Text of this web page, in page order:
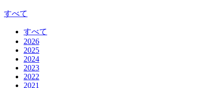
すべて
すべて
2026
2025
2024
2023
2022
2021